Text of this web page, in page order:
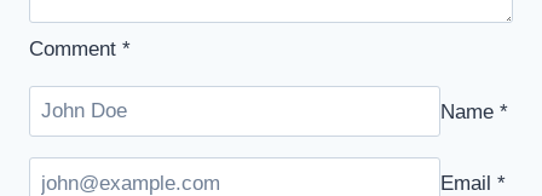
Comment *
Name *
Email *